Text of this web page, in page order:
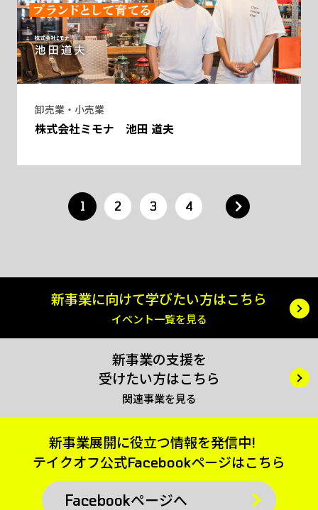
卸売業・小売業
株式会社ミモナ 池田 道夫
1 2 3 4
新事業に向けて学びたい方はこちら
イベント一覧を見る
新事業の支援を
受けたい方はこちら
関連事業を見る
新事業展開に役立つ情報を発信中!
テイクオフ公式Facebookページはこちら
Facebookページへ